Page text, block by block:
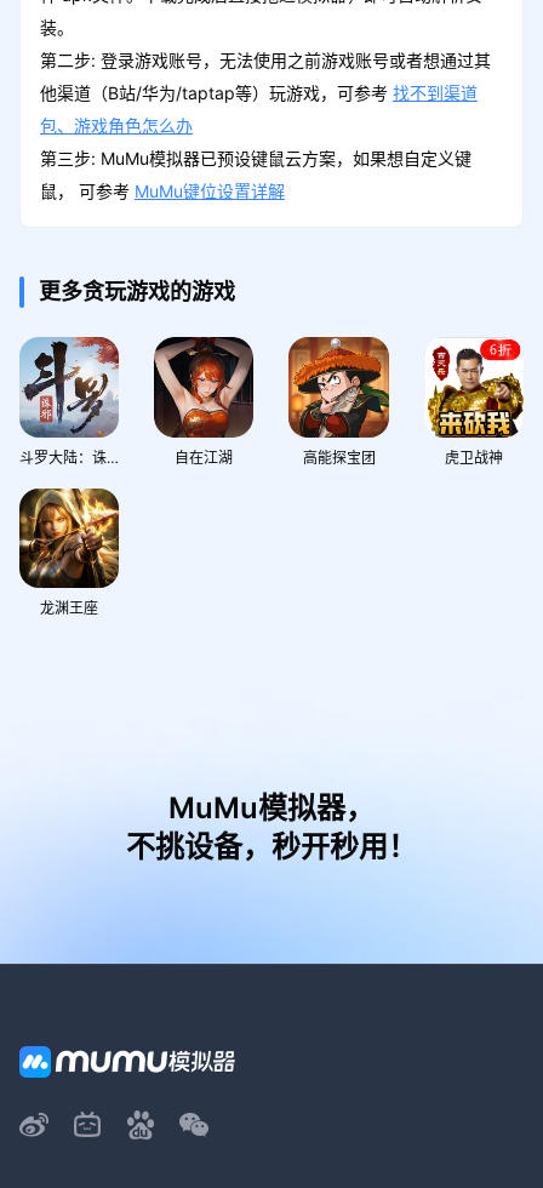
装。
第二步: 登录游戏账号，无法使用之前游戏账号或者想通过其
他渠道（B站/华为/taptap等）玩游戏，可参考 找不到渠道
包、游戏角色怎么办
第三步: MuMu模拟器已预设键鼠云方案，如果想自定义键
鼠， 可参考 MuMu键位设置详解
更多贪玩游戏的游戏
斗罗大陆：诛邪传说 自在江湖 高能探宝团 虎卫战神
龙渊王座
MuMu模拟器，
不挑设备，秒开秒用！